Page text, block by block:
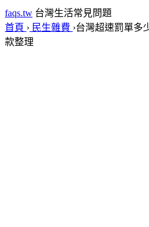
faqs.tw 台灣生活常見問題
首頁 › 民生雜費 ›台灣超速罰單多
款整理